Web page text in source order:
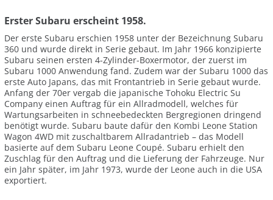
Erster Subaru erscheint 1958.
Der erste Subaru erschien 1958 unter der Bezeichnung Subaru
360 und wurde direkt in Serie gebaut. Im Jahr 1966 konzipierte
Subaru seinen ersten 4-Zylinder-Boxermotor, der zuerst im
Subaru 1000 Anwendung fand. Zudem war der Subaru 1000 das
erste Auto Japans, das mit Frontantrieb in Serie gebaut wurde.
Anfang der 70er vergab die japanische Tohoku Electric Su
Company einen Auftrag für ein Allradmodell, welches für
Wartungsarbeiten in schneebedeckten Bergregionen dringend
benötigt wurde. Subaru baute dafür den Kombi Leone Station
Wagon 4WD mit zuschaltbarem Allradantrieb – das Modell
basierte auf dem Subaru Leone Coupé. Subaru erhielt den
Zuschlag für den Auftrag und die Lieferung der Fahrzeuge. Nur
ein Jahr später, im Jahr 1973, wurde der Leone auch in die USA
exportiert.